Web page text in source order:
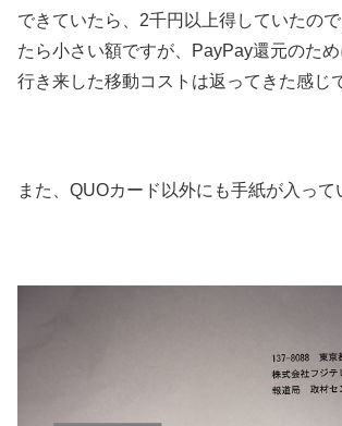
できていたら、2千円以上得していたの
たら小さい額ですが、PayPay還元のた
行き来した移動コストは返ってきた感じ
また、QUOカード以外にも手紙が入って